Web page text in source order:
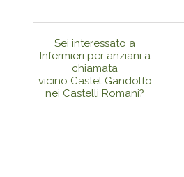
Sei interessato a
Infermieri per anziani a
chiamata
vicino Castel Gandolfo
nei Castelli Romani?